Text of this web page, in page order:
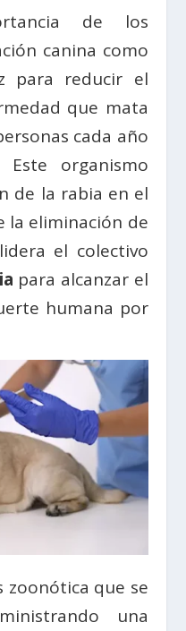
de los
canina como
para reducir el
que mata
cada año
organismo
de la rabia en el
la eliminación de
el colectivo
para alcanzar el
humana por
zoonótica que se
una